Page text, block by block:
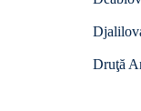
Druţă